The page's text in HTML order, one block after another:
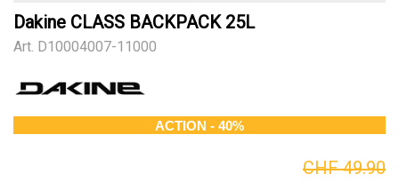
Dakine CLASS BACKPACK 25L
Art. D10004007-11000
ACTION - 40%
CHF 49.90